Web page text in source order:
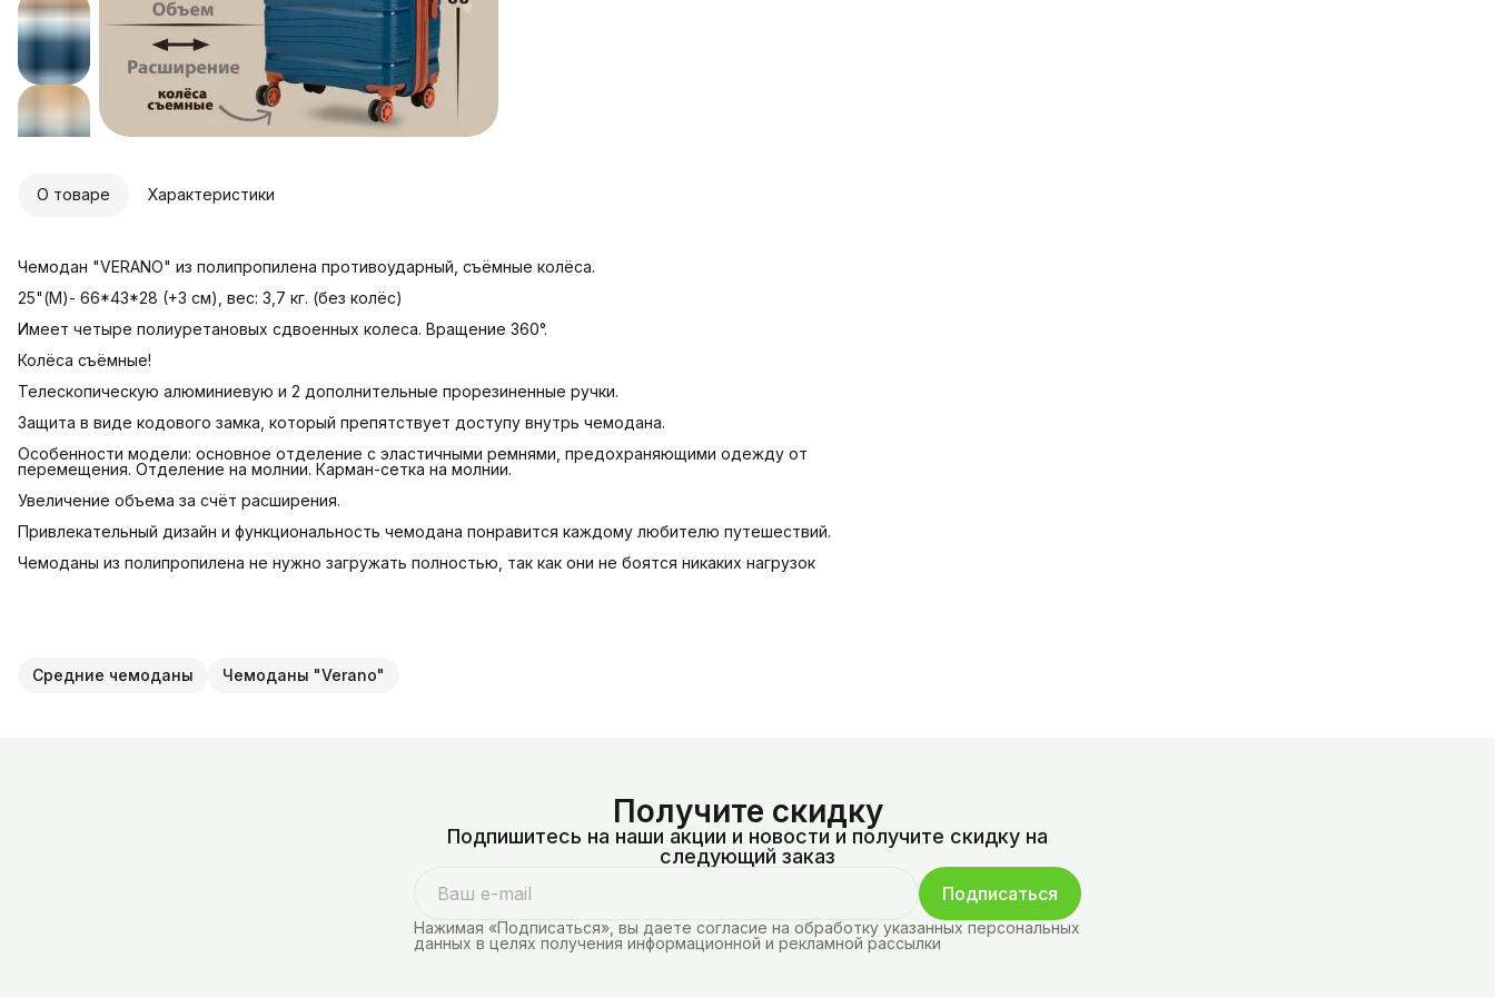
О товаре Характеристики
Чемодан "VERANO" из полипропилена противоударный, съёмные колёса.
25"(М)- 66*43*28 (+3 см), вес: 3,7 кг. (без колёс)
Имеет четыре полиуретановых сдвоенных колеса. Вращение 360°.
Колёса съёмные!
Телескопическую алюминиевую и 2 дополнительные прорезиненные ручки.
Защита в виде кодового замка, который препятствует доступу внутрь чемодана.
Особенности модели: основное отделение с эластичными ремнями, предохраняющими одежду от
перемещения. Отделение на молнии. Карман-сетка на молнии.
Увеличение объема за счёт расширения.
Привлекательный дизайн и функциональность чемодана понравится каждому любителю путешествий.
Чемоданы из полипропилена не нужно загружать полностью, так как они не боятся никаких нагрузок
Средние чемоданы Чемоданы "Verano"
Получите скидку
Подпишитесь на наши акции и новости и получите скидку на
следующий заказ
Подписаться
Нажимая «Подписаться», вы даете согласие на обработку указанных персональных
данных в целях получения информационной и рекламной рассылки